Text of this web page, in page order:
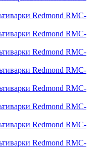
Redmond RMC-
Redmond RMC-
Redmond RMC-
Redmond RMC-
Redmond RMC-
Redmond RMC-
Redmond RMC-
Redmond RMC-